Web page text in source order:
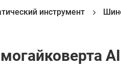
инструмент